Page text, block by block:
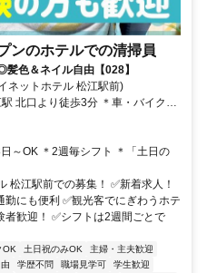
のホテルでの清掃員
色＆ネイル自由【028】
ネットホテル 松江駅前)
北口より徒歩3分 ＊車・バイク通
～OK ＊2週毎シフト ＊「土日の
松江駅前での募集！ ✅新着求人！
にも便利 ✅観光客でにぎわうホテ
者歓迎！ ✅シフトは2週間ごとで
OK 土日祝のみOK
主婦・主夫歓迎
学歴不問 職場見学可
学生歓迎